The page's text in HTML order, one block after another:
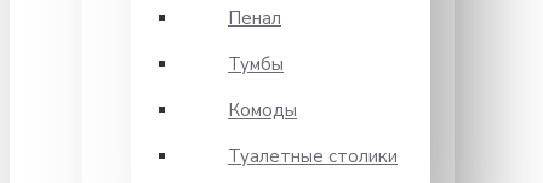
Пенал
Тумбы
Комоды
Туалетные столики